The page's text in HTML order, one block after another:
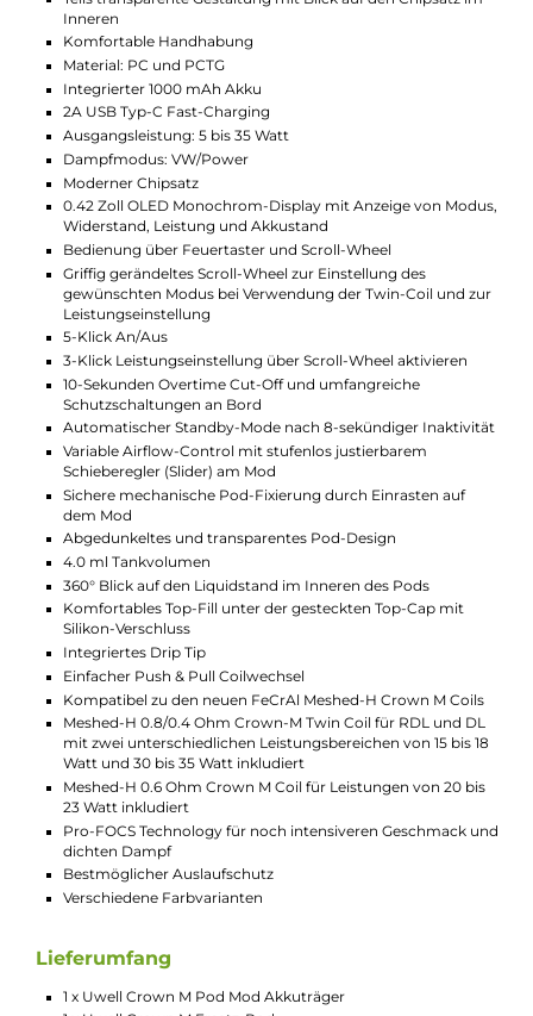
Monochrom-Display werden alle relevanten Informationen
übersichtlich dargestellt und über einen seitlich angebrachten
Schieberegler (Slider) kann die Airflow individuell angepasst
werden, um ein großartiges RDL Dampferlebnis zu
Der Crown M PCTG Pod verfügt über ein Tankvolumen von
ml und hebt sich durch seine runde Form optisch vom
quadratischen Crown M Pod-Mod ab. Er ist abgedunkelt und
transparent, so dass man einen 360° Blick auf den
Inneren hat. Das praktische Top-Fill-System mit
und ergonomischem Mundstück ermöglicht eine schnelle
saubere Betankung. Der Pod wird mechanisch auf dem Mod
fixiert und der Coil-Wechsel erfolgt einfach per Push & Pull
System.
Uwells Crown M Kit beinhaltet die innovative Meshed-H Twin-
Coil, bestehend aus zwei 0.8 Ohm Wicklungen, die
voneinander oder im klassischen Dual-Coil Modus arbeiten
können. Der Modus wird über das Scroll-Wheel am Crown M
Pod-Mod ausgewählt. Im 0.8 Ohm Betrieb ist die Coil für das
RDL Dampfen optimiert und ermöglicht Leistungen zwischen
und 8 Watt. Im 0.4 Ohm Betrieb kann die Coil bei Leistungen
zwischen 30 und 35 Watt für DL Dampfen genutzt werden.
zusätzliche Meshed-H 0.6 Ohm Crown M Coil, mit einem
Leistungsbereich von 20 bis 23 Watt, ist ebenfalls enthalten.
Flavor Adjustment Technology ein großartiges
Geschmackserlebnis mit dichtem Dampf.
Technische Daten
Leistungsstarkes und innovatives Pod-System für RDL
DL
Kompakt und leicht
Ergonomische Square-Form und griffige
Oberflächenstruktur
Modernes und futuristisches Design
Teils transparente Gestaltung mit Blick auf den Chipsatz
Inneren
Material: PC und PCTG
2A USB Typ-C Fast-Charging